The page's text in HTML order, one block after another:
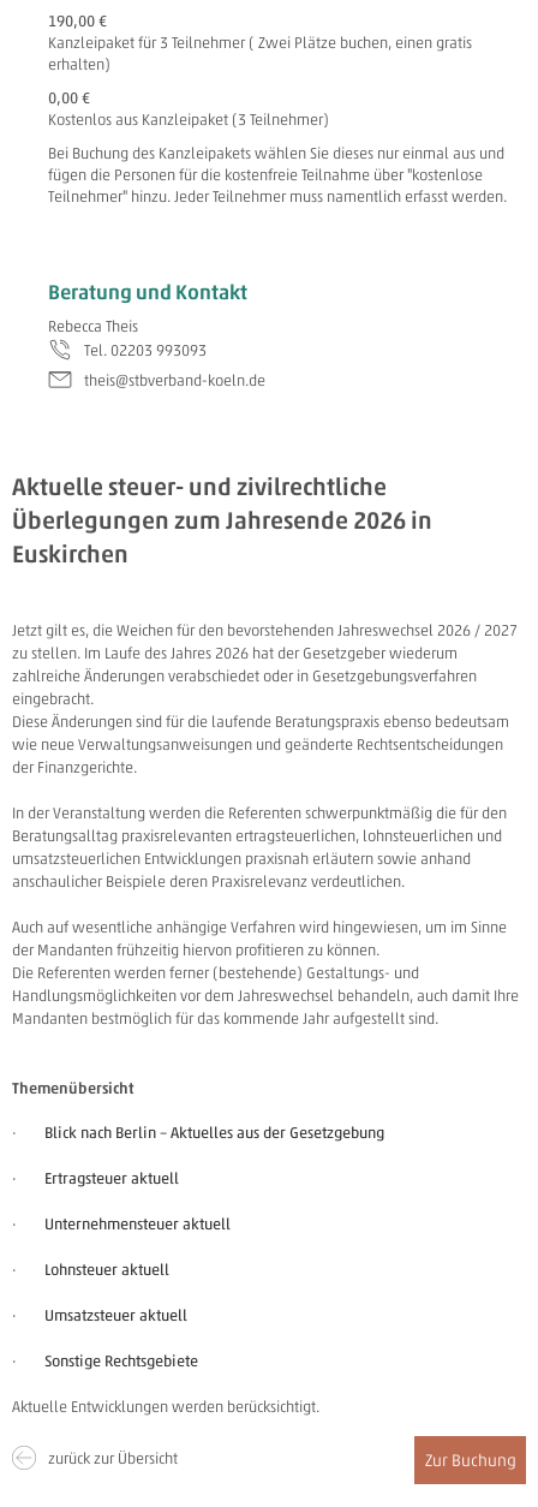
190,00 €
Kanzleipaket für 3 Teilnehmer ( Zwei Plätze buchen, einen gratis
erhalten)
0,00 €
Kostenlos aus Kanzleipaket (3 Teilnehmer)
Bei Buchung des Kanzleipakets wählen Sie dieses nur einmal aus und
fügen die Personen für die kostenfreie Teilnahme über "kostenlose
Teilnehmer" hinzu. Jeder Teilnehmer muss namentlich erfasst werden.
Beratung und Kontakt
Rebecca Theis
Tel. 02203 993093
theis@stbverband-koeln.de
Aktuelle steuer- und zivilrechtliche
Überlegungen zum Jahresende 2026 in
Euskirchen
Jetzt gilt es, die Weichen für den bevorstehenden Jahreswechsel 2026 / 2027
zu stellen. Im Laufe des Jahres 2026 hat der Gesetzgeber wiederum
zahlreiche Änderungen verabschiedet oder in Gesetzgebungsverfahren
eingebracht.
Diese Änderungen sind für die laufende Beratungspraxis ebenso bedeutsam
wie neue Verwaltungsanweisungen und geänderte Rechtsentscheidungen
der Finanzgerichte.
In der Veranstaltung werden die Referenten schwerpunktmäßig die für den
Beratungsalltag praxisrelevanten ertragsteuerlichen, lohnsteuerlichen und
umsatzsteuerlichen Entwicklungen praxisnah erläutern sowie anhand
anschaulicher Beispiele deren Praxisrelevanz verdeutlichen.
Auch auf wesentliche anhängige Verfahren wird hingewiesen, um im Sinne
der Mandanten frühzeitig hiervon profitieren zu können.
Die Referenten werden ferner (bestehende) Gestaltungs- und
Handlungsmöglichkeiten vor dem Jahreswechsel behandeln, auch damit Ihre
Mandanten bestmöglich für das kommende Jahr aufgestellt sind.
Themenübersicht
· Blick nach Berlin – Aktuelles aus der Gesetzgebung
· Ertragsteuer aktuell
· Unternehmensteuer aktuell
· Lohnsteuer aktuell
· Umsatzsteuer aktuell
· Sonstige Rechtsgebiete
Aktuelle Entwicklungen werden berücksichtigt.
zurück zur Übersicht Zur Buchung